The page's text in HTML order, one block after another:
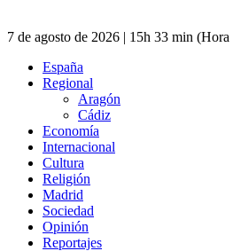
7 de agosto de 2026 | 15h 33 min (Hora
España
Regional
Aragón
Cádiz
Economía
Internacional
Cultura
Religión
Madrid
Sociedad
Opinión
Reportajes